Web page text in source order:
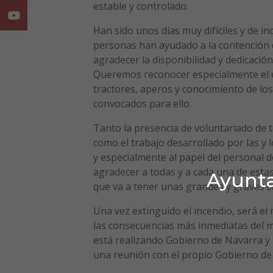
estable y controlado.
Han sido unos días muy difíciles y de
personas han ayudado a la
agradecer la disponibilidad y
Queremos reconocer especialmente
tractores, aperos y conocimiento de
convocados para ello.
Tanto la presencia de voluntariado de
como el trabajo desarrollado por las y
y especialmente al papel del personal
agradecer a todas y a cada una de
que va a tener unas grandes y graves
Una vez extinguido el incendio, será
las consecuencias más inmediatas del
está realizando Gobierno de Navarra
una reunión con el propio Gobierno
Youtube